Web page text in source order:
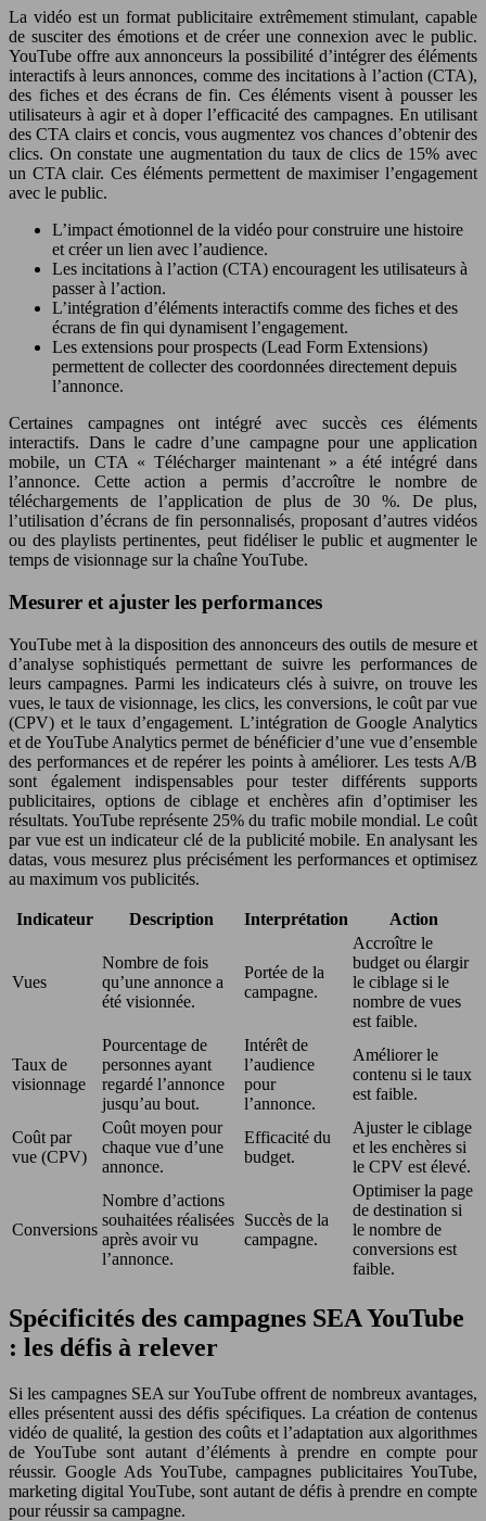
La vidéo est un format publicitaire extrêmement stimulant, capable
de susciter des émotions et de créer une connexion avec le public.
YouTube offre aux annonceurs la possibilité d’intégrer des éléments
interactifs à leurs annonces, comme des incitations à l’action (CTA),
des fiches et des écrans de fin. Ces éléments visent à pousser les
utilisateurs à agir et à doper l’efficacité des campagnes. En utilisant
des CTA clairs et concis, vous augmentez vos chances d’obtenir des
clics. On constate une augmentation du taux de clics de 15% avec
un CTA clair. Ces éléments permettent de maximiser l’engagement
avec le public.
L’impact émotionnel de la vidéo pour construire une histoire
et créer un lien avec l’audience.
Les incitations à l’action (CTA) encouragent les utilisateurs à
passer à l’action.
L’intégration d’éléments interactifs comme des fiches et des
écrans de fin qui dynamisent l’engagement.
Les extensions pour prospects (Lead Form Extensions)
permettent de collecter des coordonnées directement depuis
l’annonce.
Certaines campagnes ont intégré avec succès ces éléments
interactifs. Dans le cadre d’une campagne pour une application
mobile, un CTA « Télécharger maintenant » a été intégré dans
l’annonce. Cette action a permis d’accroître le nombre de
téléchargements de l’application de plus de 30 %. De plus,
l’utilisation d’écrans de fin personnalisés, proposant d’autres vidéos
ou des playlists pertinentes, peut fidéliser le public et augmenter le
temps de visionnage sur la chaîne YouTube.
Mesurer et ajuster les performances
YouTube met à la disposition des annonceurs des outils de mesure et
d’analyse sophistiqués permettant de suivre les performances de
leurs campagnes. Parmi les indicateurs clés à suivre, on trouve les
vues, le taux de visionnage, les clics, les conversions, le coût par vue
(CPV) et le taux d’engagement. L’intégration de Google Analytics
et de YouTube Analytics permet de bénéficier d’une vue d’ensemble
des performances et de repérer les points à améliorer. Les tests A/B
sont également indispensables pour tester différents supports
publicitaires, options de ciblage et enchères afin d’optimiser les
résultats. YouTube représente 25% du trafic mobile mondial. Le coût
par vue est un indicateur clé de la publicité mobile. En analysant les
datas, vous mesurez plus précisément les performances et optimisez
au maximum vos publicités.
Indicateur Description Interprétation Action
Vues
Nombre de fois
qu’une annonce a
été visionnée.
Portée de la
campagne.
Accroître le
budget ou élargir
le ciblage si le
nombre de vues
est faible.
Taux de
visionnage
Pourcentage de
personnes ayant
regardé l’annonce
jusqu’au bout.
Intérêt de
l’audience
pour
l’annonce.
Améliorer le
contenu si le taux
est faible.
Coût par
vue (CPV)
Coût moyen pour
chaque vue d’une
annonce.
Efficacité du
budget.
Ajuster le ciblage
et les enchères si
le CPV est élevé.
Conversions
Nombre d’actions
souhaitées réalisées
après avoir vu
l’annonce.
Succès de la
campagne.
Optimiser la page
de destination si
le nombre de
conversions est
faible.
Spécificités des campagnes SEA YouTube
: les défis à relever
Si les campagnes SEA sur YouTube offrent de nombreux avantages,
elles présentent aussi des défis spécifiques. La création de contenus
vidéo de qualité, la gestion des coûts et l’adaptation aux algorithmes
de YouTube sont autant d’éléments à prendre en compte pour
réussir. Google Ads YouTube, campagnes publicitaires YouTube,
marketing digital YouTube, sont autant de défis à prendre en compte
pour réussir sa campagne.